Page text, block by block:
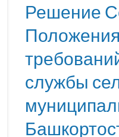
Решение
службы